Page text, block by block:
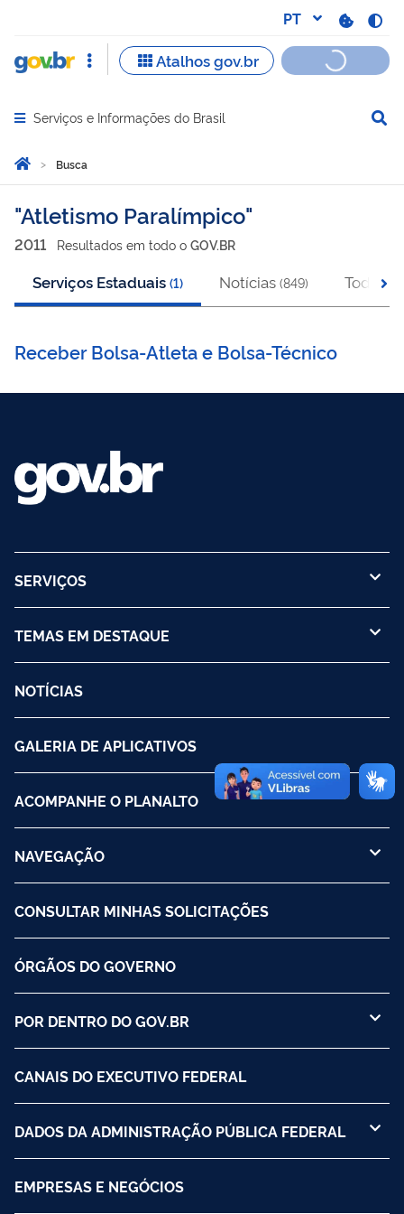
Abrir menu principal de navegação
Serviços e Informações do Brasil
Você está aqui:
Página Inicial
Busca
Busca
Atletismo Paralímpico
2011 Resultados em todo o GOV.BR
Serviços Estaduais (1) Notícias (849) Todos
Receber Bolsa-Atleta e Bolsa-Técnico
SERVIÇOS
TEMAS EM DESTAQUE
NOTÍCIAS
GALERIA DE APLICATIVOS
ACOMPANHE O PLANALTO
NAVEGAÇÃO
CONSULTAR MINHAS SOLICITAÇÕES
ÓRGÃOS DO GOVERNO
POR DENTRO DO GOV.BR
CANAIS DO EXECUTIVO FEDERAL
DADOS DA ADMINISTRAÇÃO PÚBLICA FEDERAL
EMPRESAS E NEGÓCIOS